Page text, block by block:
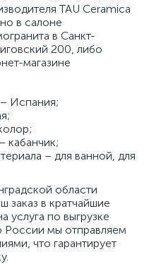
TAU Ceramica
в салоне
в Санкт-
200, либо
магазине
Испания;
кабанчик;
– для ванной, для
области
заказ в кратчайшие
услуга по выгрузке
России мы отправляем
что гарантирует